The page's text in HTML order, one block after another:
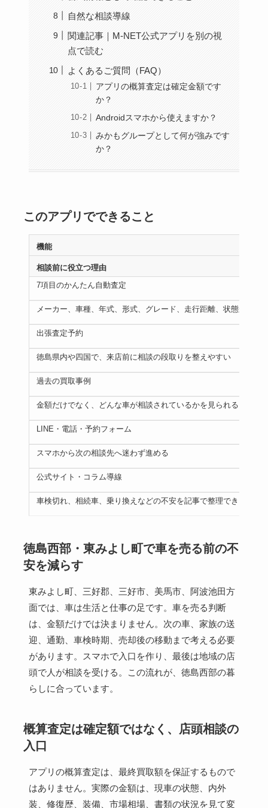
自然な相談導線
関連記事｜M-NET公式アプリを別の視
点で読む
よくあるご質問（FAQ）
アプリの概算査定は確定金額です
か？
Androidスマホから使えますか？
みかもグループとして何が強みです
か？
このアプリでできること
機能
相談前に役立つ理由
7項目のかんたん自動査定
メーカー、車種、年式、形式、グレード、走行距離、状態から概
出張査定予約
徳島県内や四国で、来店前に相談の段取りを整えやすい
過去の買取事例
金額だけでなく、どんな車が相談されているかを見られる
LINE・電話・予約フォーム
スマホから次の相談先へ迷わず進める
公式サイト・コラム導線
車検切れ、相続車、乗り換えなどの不安を記事で整理できる
徳島西部・東みよし町で車を売る前の不
安を減らす
東みよし町、三好郡、三好市、美馬市、阿波池田方
面では、車は生活と仕事の足です。車を売る判断
は、金額だけでは決まりません。次の車、家族の送
迎、通勤、車検時期、売却後の移動まで考える必要
があります。スマホで入口を作り、最後は地域の店
頭で人が相談を受ける。この流れが、徳島西部の暮
らしに合っています。
概算査定は確定額ではなく、店頭相談の
入口
アプリの概算査定は、最終買取額を保証するもので
はありません。実際の金額は、現車の状態、内外
装、修復歴、装備、市場相場、書類の状況を見て変